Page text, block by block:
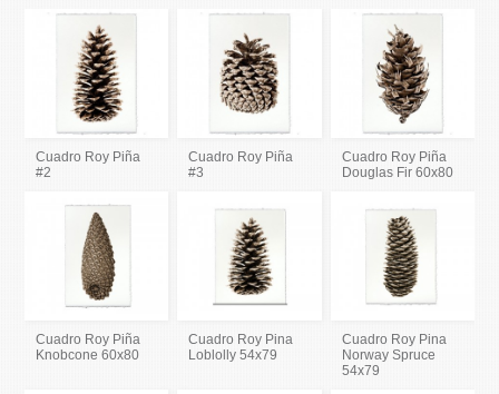
Cuadro Roy Piña
#2
Cuadro Roy Piña
#3
Cuadro Roy Piña
Douglas Fir 60x80
Cuadro Roy Piña
Knobcone 60x80
Cuadro Roy Pina
Loblolly 54x79
Cuadro Roy Pina
Norway Spruce
54x79